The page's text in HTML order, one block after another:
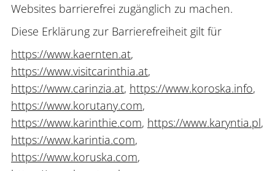
Websites barrierefrei zugänglich zu machen.
Diese Erklärung zur Barrierefreiheit gilt für
https://www.kaernten.at,
https://www.visitcarinthia.at,
https://www.carinzia.at, https://www.koroska.info,
https://www.korutany.com,
https://www.karinthie.com, https://www.karyntia.pl,
https://www.karintia.com,
https://www.koruska.com,